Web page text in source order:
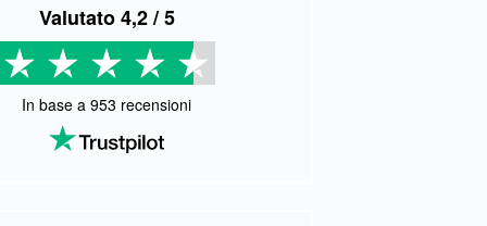
Valutato4,2/ 5
In base a 953 recensioni